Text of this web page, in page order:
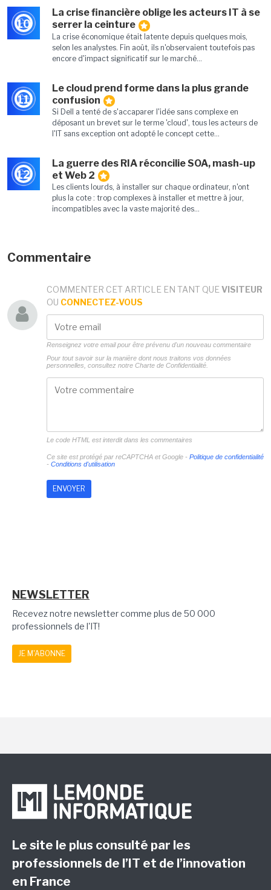
10
La crise financière oblige les acteurs IT à se
serrer la ceinture
La crise économique était latente depuis quelques mois,
selon les analystes. Fin août, ils n'observaient toutefois pas
encore d'impact significatif sur le marché...
11
Le cloud prend forme dans la plus grande
confusion
Si Dell a tenté de s'accaparer l'idée sans complexe en
déposant un brevet sur le terme 'cloud', tous les acteurs de
l'IT sans exception ont adopté le concept cette...
12
La guerre des RIA réconcilie SOA, mash-up
et Web 2
Les clients lourds, à installer sur chaque ordinateur, n'ont
plus la cote : trop complexes à installer et mettre à jour,
incompatibles avec la vaste majorité des...
Commentaire
COMMENTER CET ARTICLE EN TANT QUE VISITEUR
OU CONNECTEZ-VOUS
Renseignez votre email pour être prévenu d'un nouveau commentaire
Pour tout savoir sur la manière dont nous traitons vos données
personnelles, consultez notre Charte de Confidentialité.
Le code HTML est interdit dans les commentaires
Ce site est protégé par reCAPTCHA et Google - Politique de confidentialité
- Conditions d'utilisation
NEWSLETTER
Recevez notre newsletter comme plus de 50 000
professionnels de l'IT!
JE M'ABONNE
Le site le plus consulté par les
professionnels de l’IT et de l’innovation
en France